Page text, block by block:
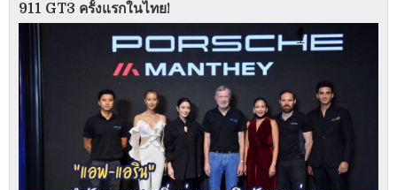
911 GT3 ครั้งแรกในไทย!